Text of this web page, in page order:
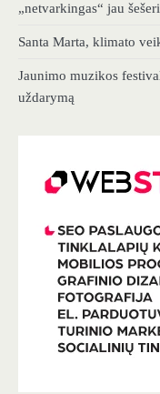
„netvarkingas“ jau
Santa Marta, klimato
Jaunimo muzikos
uždarymą